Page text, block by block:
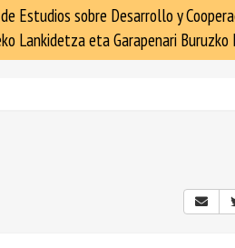
Estudios sobre Desarrollo y
Lankidetza eta Garapenari